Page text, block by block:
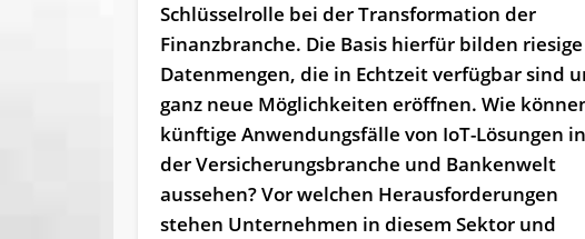
Schlüsselrolle bei der Transformation der
Finanzbranche. Die Basis hierfür bilden riesige
Datenmengen, die in Echtzeit verfügbar sind
ganz neue Möglichkeiten eröffnen. Wie
künftige Anwendungsfälle von IoT-Lösungen in
der Versicherungsbranche und Bankenwelt
aussehen? Vor welchen Herausforderungen
stehen Unternehmen in diesem Sektor und